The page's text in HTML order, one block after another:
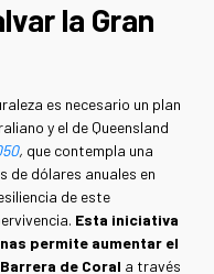
la Gran
es necesario un plan
y el de Queensland
, que contempla una
de dólares anuales en
de este
Esta iniciativa
permite aumentar el
de Coral a través